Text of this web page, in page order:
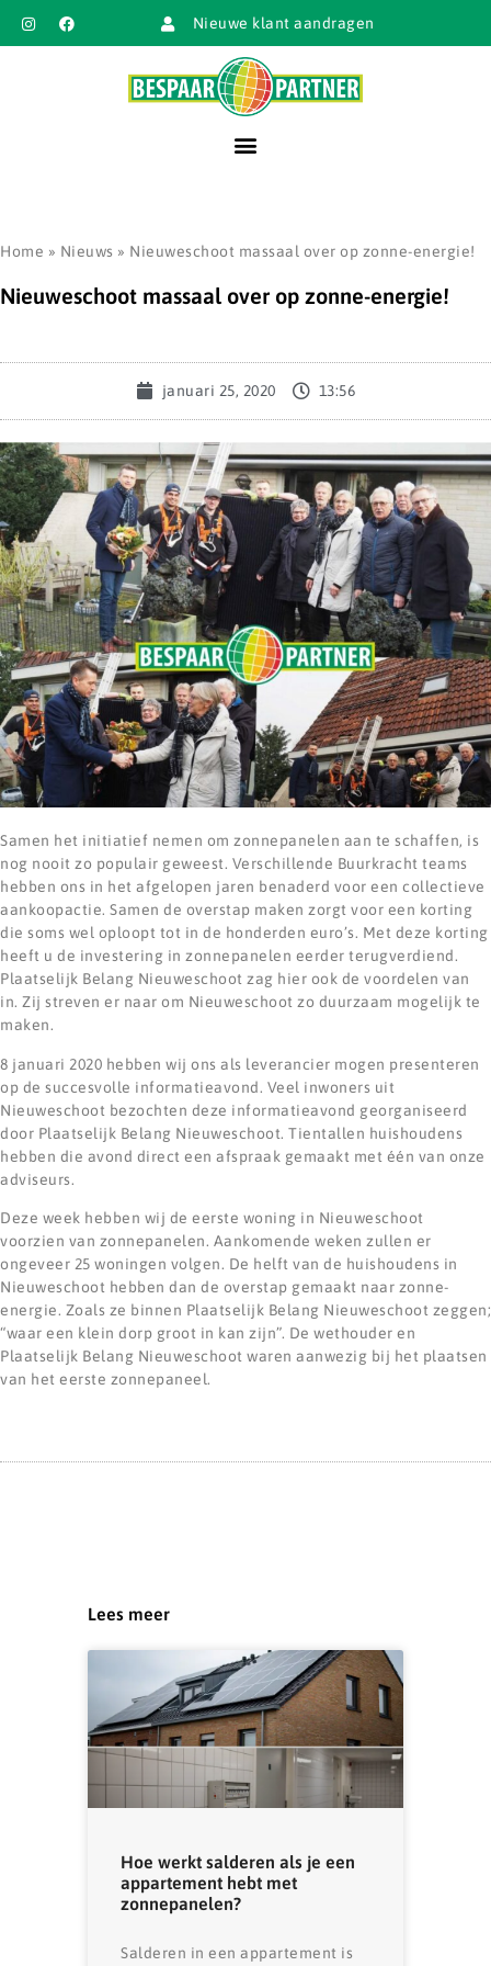
Nieuwe klant aandragen
Home » Nieuws » Nieuweschoot massaal over op zonne-energie!
Nieuweschoot massaal over op zonne-energie!
januari 25, 2020 13:56
Samen het initiatief nemen om zonnepanelen aan te schaffen, is
nog nooit zo populair geweest. Verschillende Buurkracht teams
hebben ons in het afgelopen jaren benaderd voor een collectieve
aankoopactie. Samen de overstap maken zorgt voor een korting
die soms wel oploopt tot in de honderden euro’s. Met deze korting
heeft u de investering in zonnepanelen eerder terugverdiend.
Plaatselijk Belang Nieuweschoot zag hier ook de voordelen van
in. Zij streven er naar om Nieuweschoot zo duurzaam mogelijk te
maken.
8 januari 2020 hebben wij ons als leverancier mogen presenteren
op de succesvolle informatieavond. Veel inwoners uit
Nieuweschoot bezochten deze informatieavond georganiseerd
door Plaatselijk Belang Nieuweschoot. Tientallen huishoudens
hebben die avond direct een afspraak gemaakt met één van onze
adviseurs.
Deze week hebben wij de eerste woning in Nieuweschoot
voorzien van zonnepanelen. Aankomende weken zullen er
ongeveer 25 woningen volgen. De helft van de huishoudens in
Nieuweschoot hebben dan de overstap gemaakt naar zonne-
energie. Zoals ze binnen Plaatselijk Belang Nieuweschoot zeggen;
“waar een klein dorp groot in kan zijn”. De wethouder en
Plaatselijk Belang Nieuweschoot waren aanwezig bij het plaatsen
van het eerste zonnepaneel.
Lees meer
Hoe werkt salderen als je een
appartement hebt met
zonnepanelen?
Salderen in een appartement is